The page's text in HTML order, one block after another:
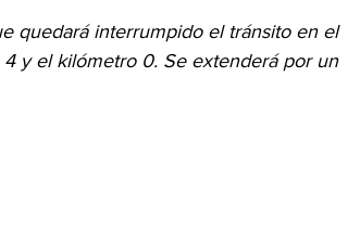
quedará interrumpido el tránsito en el
y el kilómetro 0. Se extenderá por un